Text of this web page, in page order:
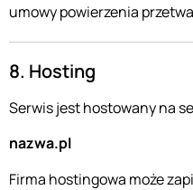
umowy powierzenia
8. Hosting
Serwis jest hostowany na
nazwa.pl
Firma hostingowa może